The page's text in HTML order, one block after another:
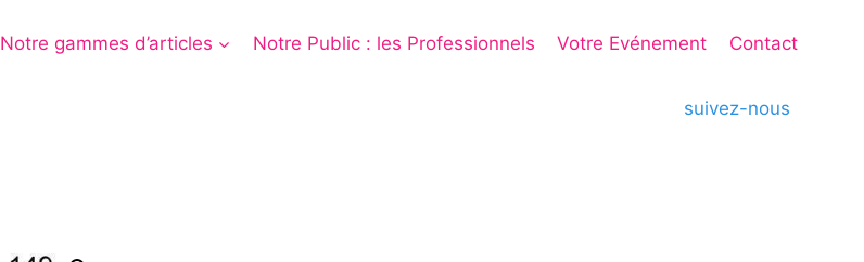
Notre gammes d’articles Notre Public : les Professionnels Votre Evénement Contact
suivez-nous